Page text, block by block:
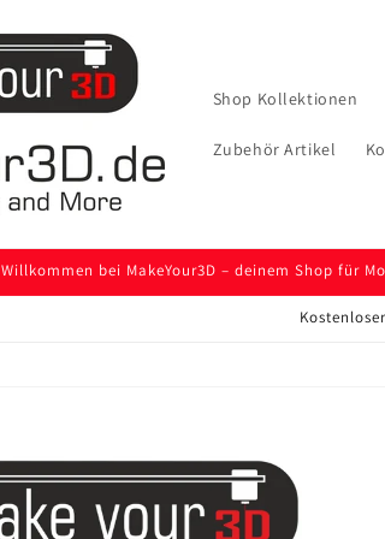
Shop Kollektionen
Zubehör Artikel
Willkommen bei MakeYour3D – deinem Shop für